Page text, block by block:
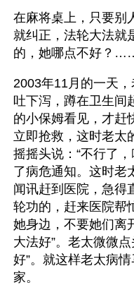
在麻将桌上，只要别
就纠正，法轮大法就
的，她哪点不好？
2003年11月的一天
吐下泻，蹲在卫生间
的小保姆看见，才赶
立即抢救，这时老太
摇摇头说：“不行了
了病危通知。这时老
闻讯赶到医院，急得
轮功的，赶来医院帮
她身边，不要她们离
大法好”。老太微微
好”。就这样老太病
家。